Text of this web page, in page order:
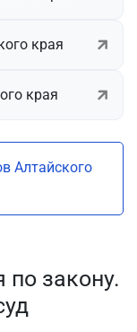
края
края
Алтайского
по закону.